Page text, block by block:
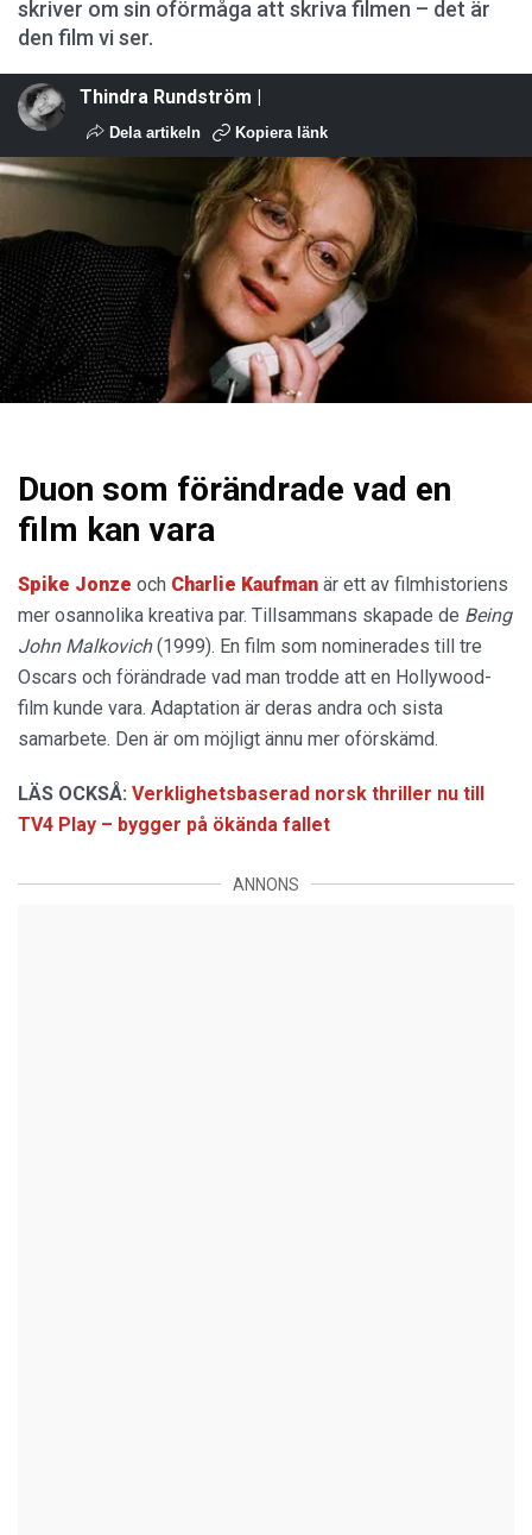
skriver om sin oförmåga att skriva filmen – det är
den film vi ser.
Thindra Rundström |
Dela artikeln Kopiera länk
Duon som förändrade vad en
film kan vara
Spike Jonze och Charlie Kaufman är ett av filmhistoriens
mer osannolika kreativa par. Tillsammans skapade de Being
John Malkovich(1999). En film som nominerades till tre
Oscars och förändrade vad man trodde att en Hollywood-
film kunde vara. Adaptation är deras andra och sista
samarbete. Den är om möjligt ännu mer oförskämd.
LÄS OCKSÅ: Verklighetsbaserad norsk thriller nu till
TV4 Play – bygger på ökända fallet
ANNONS